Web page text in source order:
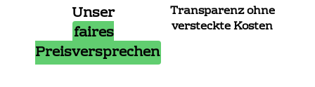
Unser
faires
Preisversprechen
Transparenz ohne
versteckte Kosten